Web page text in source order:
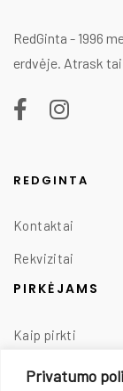
Privatumo
RedGinta - 1996
erdvėje. Atrask
REDGINTA
Kontaktai
Rekvizitai
PIRKĖJAMS
Kaip pirkti
Taisyklės